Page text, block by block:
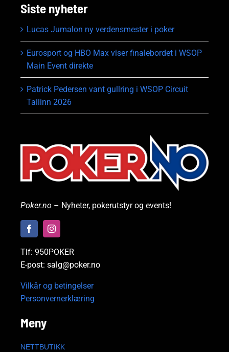
Siste nyheter
Lucas Jumalon ny verdensmester i poker
Eurosport og HBO Max viser finalebordet i WSOP
Main Event direkte
Patrick Pedersen vant gullring i WSOP Circuit
Tallinn 2026
Poker.no – Nyheter, pokerutstyr og events!
Tlf: 950POKER
E-post: salg@poker.no
Vilkår og betingelser
Personvernerklæring
Meny
NETTBUTIKK